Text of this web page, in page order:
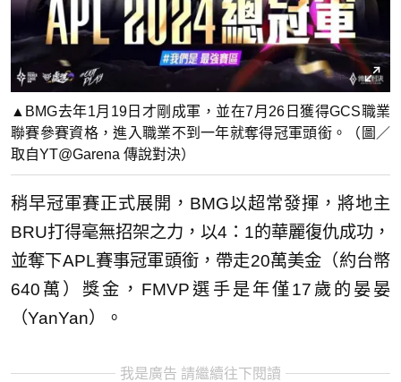
▲BMG去年1月19日才剛成軍，並在7月26日獲得GCS職業
聯賽參賽資格，進入職業不到一年就奪得冠軍頭銜。（圖／
取自YT@Garena 傳說對決）
稍早冠軍賽正式展開，BMG以超常發揮，將地主
BRU打得毫無招架之力，以4：1的華麗復仇成功，
並奪下APL賽事冠軍頭銜，帶走20萬美金（約台幣
640萬）獎金，FMVP選手是年僅17歲的晏晏
（YanYan）。
我是廣告 請繼續往下閱讀